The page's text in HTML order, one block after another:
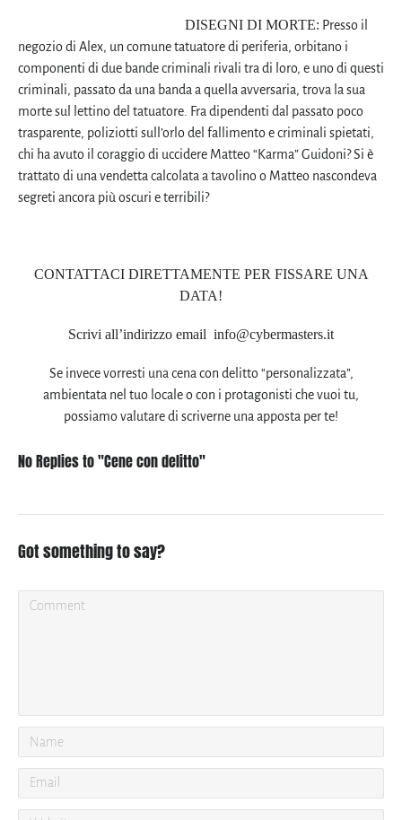
DISEGNI DI MORTE: Presso il
negozio di Alex, un comune tatuatore di periferia, orbitano i
componenti di due bande criminali rivali tra di loro, e uno di questi
criminali, passato da una banda a quella avversaria, trova la sua
morte sul lettino del tatuatore. Fra dipendenti dal passato poco
trasparente, poliziotti sull’orlo del fallimento e criminali spietati,
chi ha avuto il coraggio di uccidere Matteo “Karma” Guidoni? Si è
trattato di una vendetta calcolata a tavolino o Matteo nascondeva
segreti ancora più oscuri e terribili?
CONTATTACI DIRETTAMENTE PER FISSARE UNA
DATA!
Scrivi all’indirizzo email info@cybermasters.it
Se invece vorresti una cena con delitto “personalizzata”,
ambientata nel tuo locale o con i protagonisti che vuoi tu,
possiamo valutare di scriverne una apposta per te!
No Replies to "Cene con delitto"
Got something to say?